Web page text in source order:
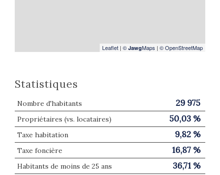
Leaflet | © JawgMaps | © OpenStreetMap
Statistiques
Nombre d'habitants 29 975
Propriétaires (vs. locataires) 50,03 %
Taxe habitation 9,82 %
Taxe foncière 16,87 %
Habitants de moins de 25 ans 36,71 %